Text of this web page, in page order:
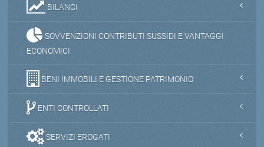
BILANCI
SOVVENZIONI CONTRIBUTI SUSSIDI E VANTAGGI
ECONOMICI
BENI IMMOBILI E GESTIONE PATRIMONIO
ENTI CONTROLLATI
SERVIZI EROGATI